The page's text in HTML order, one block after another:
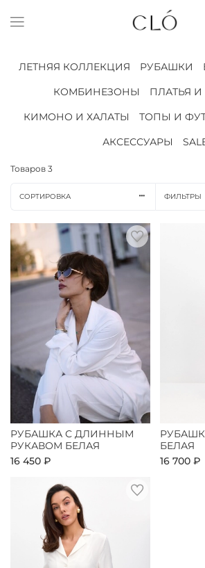
ЛЕТНЯЯ КОЛЛЕКЦИЯ РУБАШКИ
КОМБИНЕЗОНЫ
ПЛАТЬЯ
КИМОНО И ХАЛАТЫ
ТОПЫ И
АКСЕССУАРЫ
Товаров 3
СОРТИРОВКА ФИЛЬТРЫ
РУБАШКА С ДЛИННЫМ
РУКАВОМ БЕЛАЯ
16 450 ₽
БЕЛАЯ
16 700 ₽